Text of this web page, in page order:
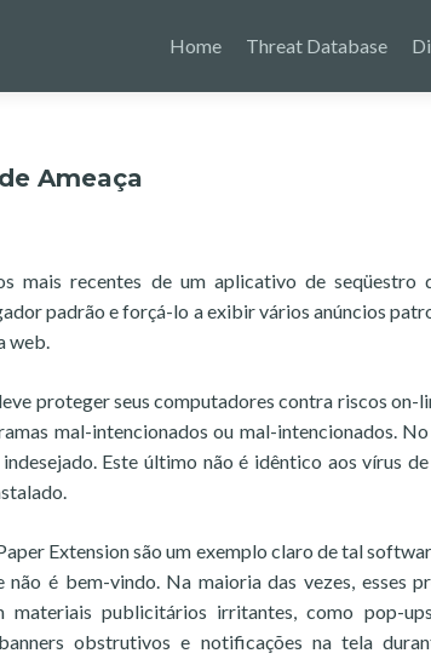
Home Threat Database
Ameaça
mais recentes de um aplicativo de seqüestro
padrão e forçá-lo a exibir vários anúncios
web.
proteger seus computadores contra riscos on-
mal-intencionados ou mal-intencionados.
Este último não é idêntico aos vírus
Extension são um exemplo claro de tal
é bem-vindo. Na maioria das vezes, esses
publicitários irritantes, como pop-
obstrutivos e notificações na tela